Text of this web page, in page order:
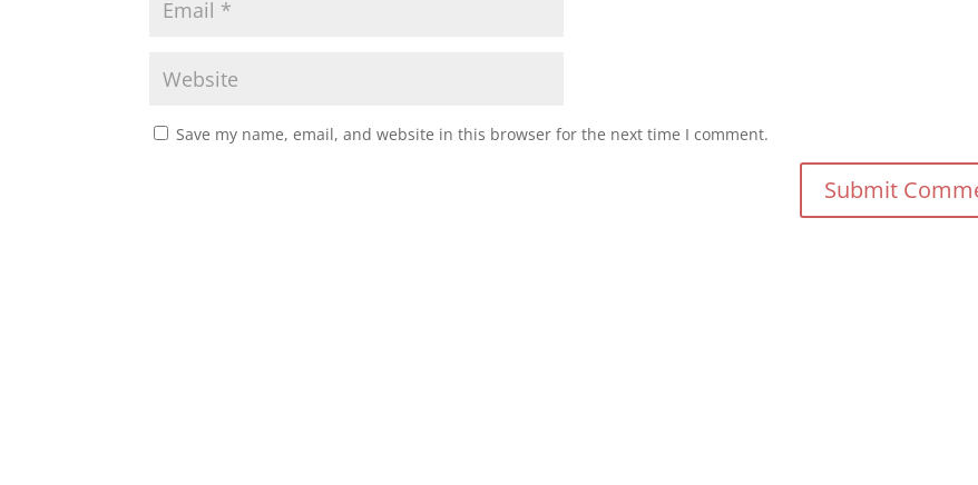
Save my name, email, and website in this browser for the next time I comment.